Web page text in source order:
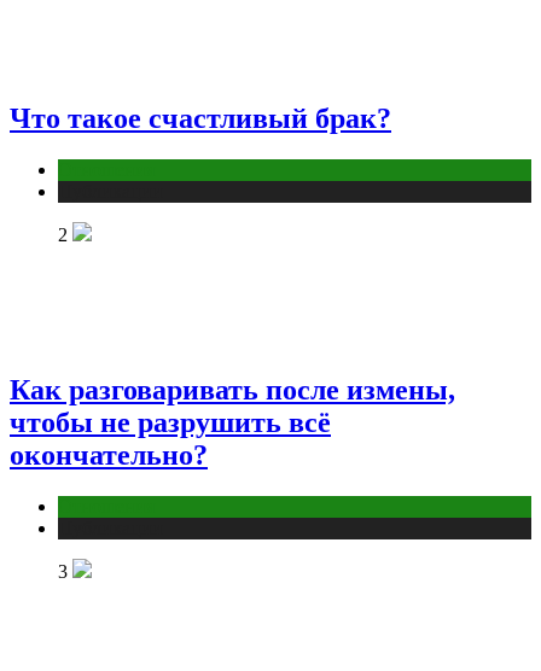
Что такое счастливый брак?
2
Как разговаривать после измены,
чтобы не разрушить всё
окончательно?
3